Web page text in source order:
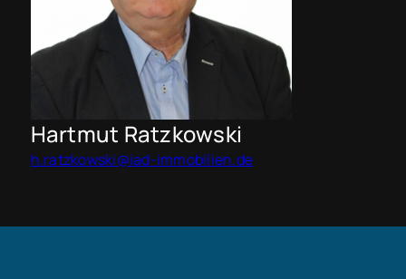
Hartmut Ratzkowski
h.ratzkowski@iad-immobilien.de